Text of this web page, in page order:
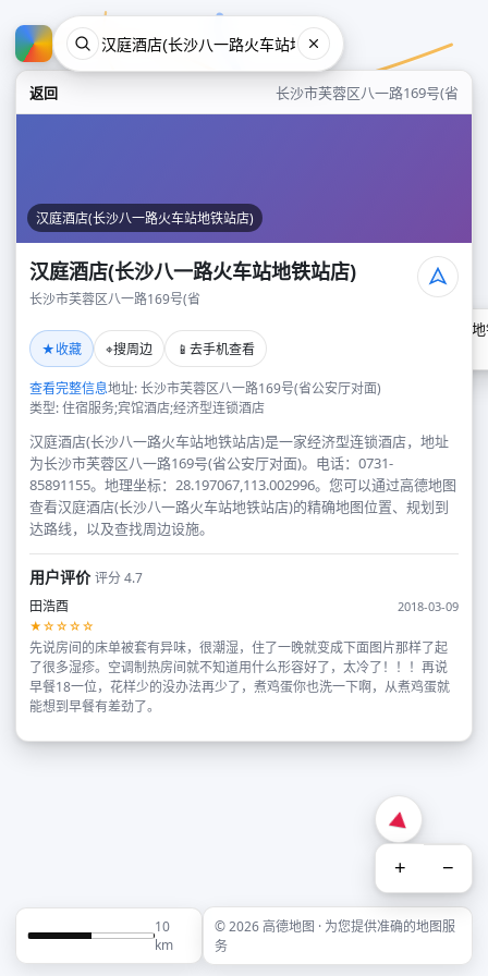
返回 长沙市芙蓉区八一路169号(省
汉庭酒店(长沙八一路火车站地铁站店)
汉庭酒店(长沙八一路火车站地铁站店)
长沙市芙蓉区八一路169号(省
★收藏 ⌖搜周边 📱 去手机查看
查看完整信息地址: 长沙市芙蓉区八一路169号(省公安厅对面)
类型: 住宿服务;宾馆酒店;经济型连锁酒店
汉庭酒店(长沙八一路火车站地铁站店)是一家经济型连锁酒店，地址
为长沙市芙蓉区八一路169号(省公安厅对面)。电话：0731-
85891155。地理坐标：28.197067,113.002996。您可以通过高德地图
查看汉庭酒店(长沙八一路火车站地铁站店)的精确地图位置、规划到
达路线，以及查找周边设施。
用户评价评分 4.7
田浩酉
2018-03-09
★☆☆☆☆
先说房间的床单被套有异味，很潮湿，住了一晚就变成下面图片那样了起
了很多湿疹。空调制热房间就不知道用什么形容好了，太冷了！！！再说
早餐18一位，花样少的没办法再少了，煮鸡蛋你也洗一下啊，从煮鸡蛋就
能想到早餐有差劲了。
汉庭酒店(长沙八一路火车站
+ −
10
km
© 2026 高德地图 · 为您提供准确的地图服
务